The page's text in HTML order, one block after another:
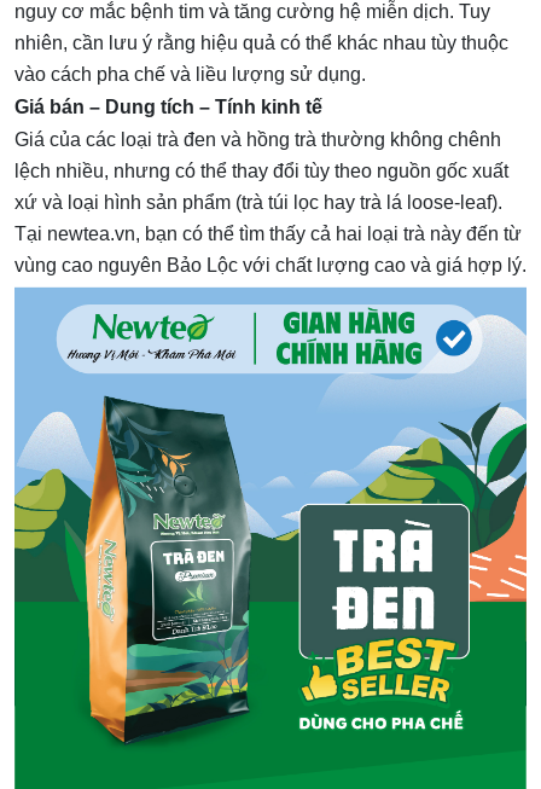
nguy cơ mắc bệnh tim và tăng cường hệ miễn dịch. Tuy
nhiên, cần lưu ý rằng hiệu quả có thể khác nhau tùy thuộc
vào cách pha chế và liều lượng sử dụng.
Giá bán – Dung tích – Tính kinh tế
Giá của các loại trà đen và hồng trà thường không chênh
lệch nhiều, nhưng có thể thay đổi tùy theo nguồn gốc xuất
xứ và loại hình sản phẩm (trà túi lọc hay trà lá loose-leaf).
Tại newtea.vn, bạn có thể tìm thấy cả hai loại trà này đến từ
vùng cao nguyên Bảo Lộc với chất lượng cao và giá hợp lý.